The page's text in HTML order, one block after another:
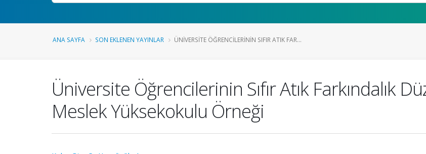
ANA SAYFA SON EKLENEN YAYINLAR ÜNIVERSITE ÖĞRENCILERININ SIFIR ATIK FAR...
Üniversite Öğrencilerinin Sıfır Atık Farkındalık
Meslek Yüksekokulu Örneği